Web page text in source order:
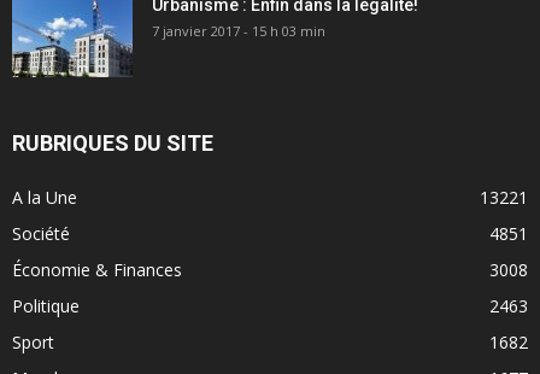
Urbanisme : Enfin dans la légalité!
7 janvier 2017 - 15 h 03 min
RUBRIQUES DU SITE
A la Une
13221
Société
4851
Économie & Finances
3008
Politique
2463
Sport
1682